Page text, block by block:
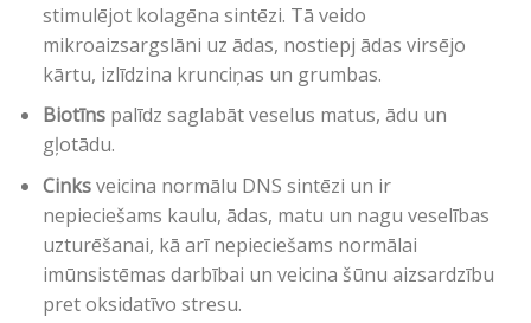
stimulējot kolagēna sintēzi. Tā veido
mikroaizsargslāni uz ādas, nostiepj ādas virsējo
kārtu, izlīdzina krunciņas un grumbas.
Biotīnspalīdz saglabāt veselus matus, ādu un
gļotādu.
Cinksveicina normālu DNS sintēzi un ir
nepieciešams kaulu, ādas, matu un nagu veselības
uzturēšanai, kā arī nepieciešams normālai
imūnsistēmas darbībai un veicina šūnu aizsardzību
pret oksidatīvo stresu.